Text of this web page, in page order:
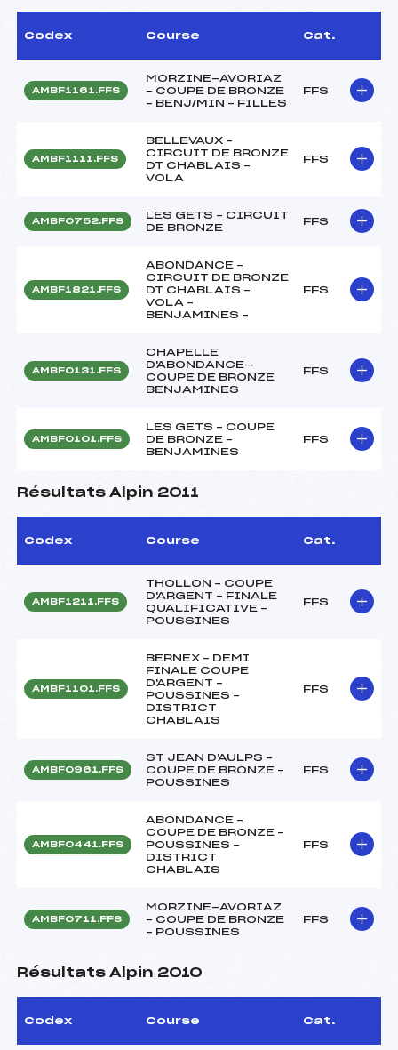
Codex Course Cat.
AMBF1161.FFS
MORZINE-AVORIAZ
– COUPE DE BRONZE
– BENJ/MIN – FILLES
FFS
AMBF1111.FFS
BELLEVAUX –
CIRCUIT DE BRONZE
DT CHABLAIS –
VOLA
FFS
AMBF0752.FFS
LES GETS – CIRCUIT
DE BRONZE
FFS
AMBF1821.FFS
ABONDANCE –
CIRCUIT DE BRONZE
DT CHABLAIS –
VOLA –
BENJAMINES –
FFS
AMBF0131.FFS
CHAPELLE
D'ABONDANCE –
COUPE DE BRONZE
BENJAMINES
FFS
AMBF0101.FFS
LES GETS – COUPE
DE BRONZE –
BENJAMINES
FFS
Résultats Alpin 2011
Codex Course Cat.
AMBF1211.FFS
THOLLON – COUPE
D'ARGENT – FINALE
QUALIFICATIVE –
POUSSINES
FFS
AMBF1101.FFS
BERNEX – DEMI
FINALE COUPE
D'ARGENT –
POUSSINES –
DISTRICT
CHABLAIS
FFS
AMBF0961.FFS
ST JEAN D'AULPS –
COUPE DE BRONZE –
POUSSINES
FFS
AMBF0441.FFS
ABONDANCE –
COUPE DE BRONZE –
POUSSINES –
DISTRICT
CHABLAIS
FFS
AMBF0711.FFS
MORZINE-AVORIAZ
– COUPE DE BRONZE
– POUSSINES
FFS
Résultats Alpin 2010
Codex Course Cat.